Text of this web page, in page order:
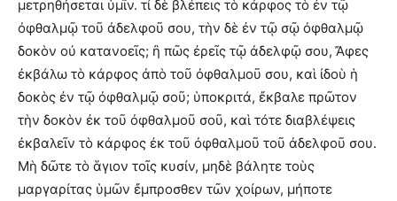
μετρηθήσεται ὑμῖν. τί δὲ βλέπεις τὸ κάρφος τὸ ἐν τῷ
ὀφθαλμῷ τοῦ ἀδελφοῦ σου, τὴν δὲ ἐν τῷ σῷ ὀφθαλμῷ
δοκὸν οὐ κατανοεῖς; ἢ πῶς ἐρεῖς τῷ ἀδελφῷ σου, Ἄφες
ἐκβάλω τὸ κάρφος ἀπὸ τοῦ ὀφθαλμοῦ σου, καὶ ἰδοὺ ἡ
δοκὸς ἐν τῷ ὀφθαλμῷ σοῦ; ὑποκριτά, ἔκβαλε πρῶτον
τὴν δοκὸν ἐκ τοῦ ὀφθαλμοῦ σοῦ, καὶ τότε διαβλέψεις
ἐκβαλεῖν τὸ κάρφος ἐκ τοῦ ὀφθαλμοῦ τοῦ ἀδελφοῦ σου.
Μὴ δῶτε τὸ ἅγιον τοῖς κυσίν, μηδὲ βάλητε τοὺς
μαργαρίτας ὑμῶν ἔμπροσθεν τῶν χοίρων, μήποτε